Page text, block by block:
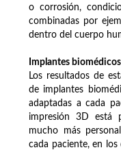
o corrosión,
combinadas por
dentro del cuerpo
Implantes
Los resultados de
de implantes
adaptadas a cada
impresión 3D está
mucho más
cada paciente, en